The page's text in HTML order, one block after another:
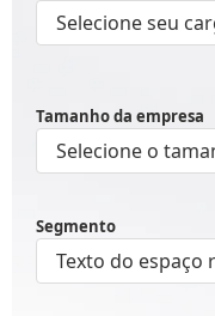
Tamanho da empresa
Segmento